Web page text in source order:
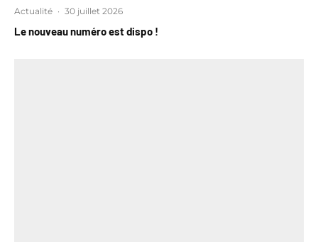
Actualité · 30 juillet 2026
Le nouveau numéro est dispo !